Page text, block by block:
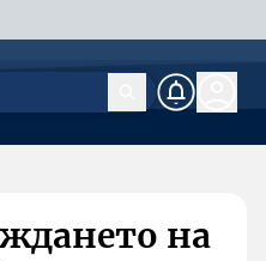
на